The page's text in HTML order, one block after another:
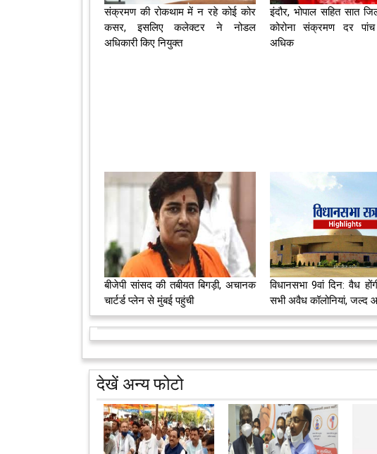
संक्रमण की रोकथाम में न रहे कोई कोर
कसर, इसलिए कलेक्‍टर ने नोडल
अधिकारी किए नियुक्‍त
इंदौर, भोपाल सहित सात
कोरोना संक्रमण दर
अधिक
बीजेपी सांसद की तबीयत बिगड़ी, अचानक
चार्टर्ड प्लेन से मुंबई पहुंची
विधानसभा 9वां दिन: वैध
सभी अवैध कॉलोनियां, जल्द
देखें अन्य फोटो